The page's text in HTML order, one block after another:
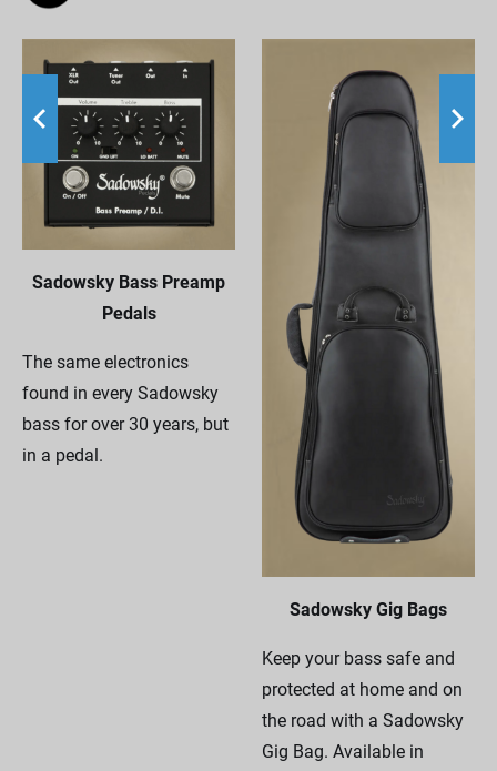
Sadowsky Bass Preamp
Pedals
The same electronics
found in every Sadowsky
bass for over 30 years, but
in a pedal.
Sadowsky Gig Bags
Keep your bass safe and
protected at home and on
the road with a Sadowsky
Gig Bag. Available in